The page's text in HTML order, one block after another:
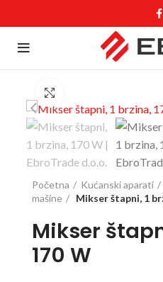
Početna Kućanski aparati
mašine
Mikser štapni, 1
Mikser
170 W